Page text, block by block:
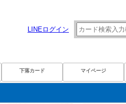
LINEログイン
下落カード マイページ